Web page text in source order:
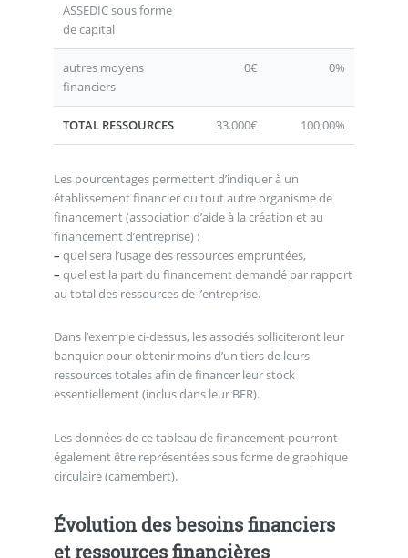
ASSEDIC sous forme
de capital
autres moyens
financiers
0€ 0%
TOTAL RESSOURCES 33.000€ 100,00%
Les pourcentages permettent d’indiquer à un
établissement financier ou tout autre organisme de
financement (association d’aide à la création et au
financement d’entreprise) :
– quel sera l’usage des ressources empruntées,
– quel est la part du financement demandé par rapport
au total des ressources de l’entreprise.
Dans l’exemple ci-dessus, les associés solliciteront leur
banquier pour obtenir moins d’un tiers de leurs
ressources totales afin de financer leur stock
essentiellement (inclus dans leur BFR).
Les données de ce tableau de financement pourront
également être représentées sous forme de graphique
circulaire (camembert).
Évolution des besoins financiers
et ressources financières